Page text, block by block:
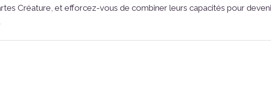
Créature, et efforcez-vous de combiner leurs capacités pour